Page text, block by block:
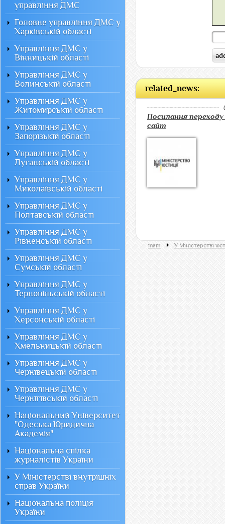
related_news:
Посилання переходу
сайт
main У Міністерстві
управління ДМС
Головне управління ДМС у
Харківській області
Управління ДМС у
Вінницькій області
Управління ДМС у
Волинській області
Управління ДМС у
Житомирській області
Управління ДМС у
Запорізькій області
Управління ДМС у
Луганській області
Управління ДМС у
Миколаївській області
Управління ДМС у
Полтавській області
Управління ДМС у
Рівненській області
Управління ДМС у
Сумській області
Управління ДМС у
Тернопільській області
Управління ДМС у
Херсонській області
Управління ДМС у
Хмельницькій області
Управління ДМС у
Чернівецькій області
Управління ДМС у
Чернігівській області
Національний Університет
"Одеська Юридична
Академія"
Національна спілка
журналістів України
У Міністерстві внутрішніх
справ України
Національна поліція
України